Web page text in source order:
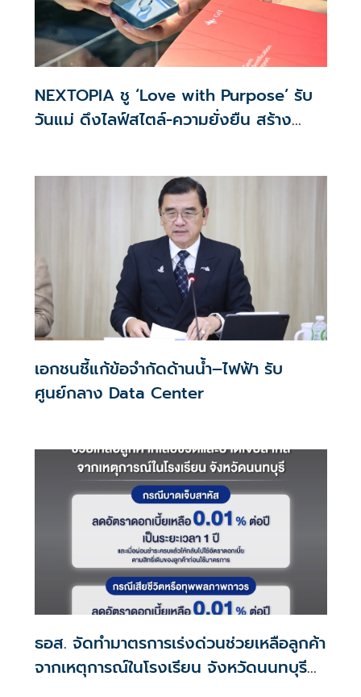
NEXTOPIA ชู ‘Love with Purpose’ รับ
วันแม่ ดึงไลฟ์สไตล์-ความยั่งยืน สร้าง
เอกชนชี้แก้ข้อจำกัดด้านน้ำ–ไฟฟ้า รับ
ศูนย์กลาง Data Center
ธอส. จัดทำมาตรการเร่งด่วนช่วยเหลือลูกค้า
จากเหตุการณ์ในโรงเรียน จังหวัดนนทบุรี